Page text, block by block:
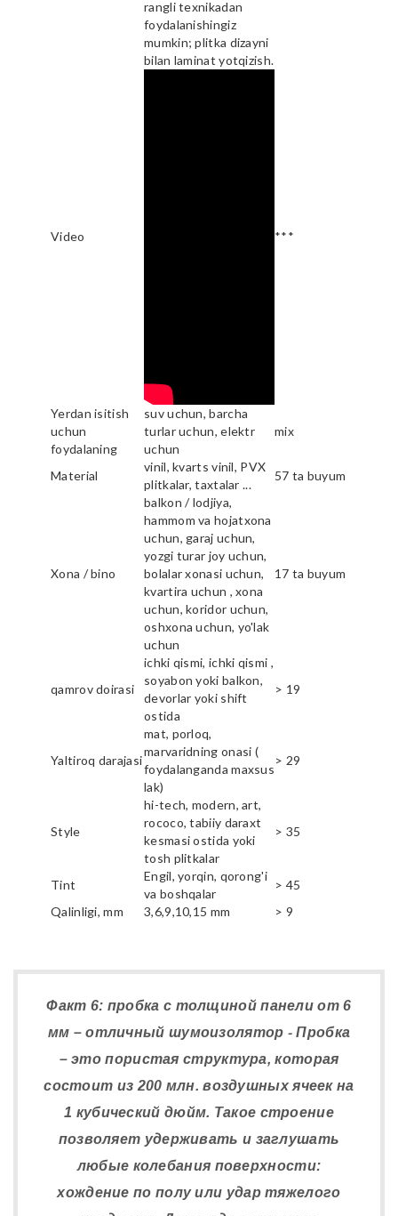
rangli texnikadan
foydalanishingiz
mumkin; plitka dizayni
bilan laminat yotqizish.
Video ***
Yerdan isitish
uchun
foydalaning
suv uchun, barcha
turlar uchun, elektr
uchun
mix
Material
vinil, kvarts vinil, PVX
plitkalar, taxtalar ...
57 ta buyum
Xona / bino
balkon / lodjiya,
hammom va hojatxona
uchun, garaj uchun,
yozgi turar joy uchun,
bolalar xonasi uchun,
kvartira uchun , xona
uchun, koridor uchun,
oshxona uchun, yo'lak
uchun
17 ta buyum
qamrov doirasi
ichki qismi, ichki qismi ,
soyabon yoki balkon,
devorlar yoki shift
ostida
> 19
Yaltiroq darajasi
mat, porloq,
marvaridning onasi (
foydalanganda maxsus
lak)
> 29
Style
hi-tech, modern, art,
rococo, tabiiy daraxt
kesmasi ostida yoki
tosh plitkalar
> 35
Tint
Engil, yorqin, qorong'i
va boshqalar
> 45
Qalinligi, mm
3,6,9,10,15 mm > 9
Факт 6: пробка с толщиной панели от 6
мм – отличный шумоизолятор - Пробка
– это пористая структура, которая
состоит из 200 млн. воздушных ячеек на
1 кубический дюйм. Такое строение
позволяет удерживать и заглушать
любые колебания поверхности:
хождение по полу или удар тяжелого